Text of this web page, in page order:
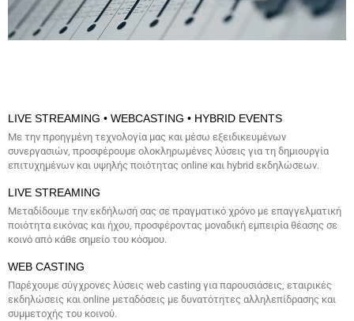
LIVE STREAMING • WEBCASTING • HYBRID EVENTS
Με την προηγμένη τεχνολογία μας και μέσω εξειδικευμένων
συνεργασιών, προσφέρουμε ολοκληρωμένες λύσεις για τη δημιουργία
επιτυχημένων και υψηλής ποιότητας online και hybrid εκδηλώσεων.
LIVE STREAMING
Μεταδίδουμε την εκδήλωσή σας σε πραγματικό χρόνο με επαγγελματική
ποιότητα εικόνας και ήχου, προσφέροντας μοναδική εμπειρία θέασης σε
κοινό από κάθε σημείο του κόσμου.
WEB CASTING
Παρέχουμε σύγχρονες λύσεις web casting για παρουσιάσεις, εταιρικές
εκδηλώσεις και online μεταδόσεις με δυνατότητες αλληλεπίδρασης και
συμμετοχής του κοινού.